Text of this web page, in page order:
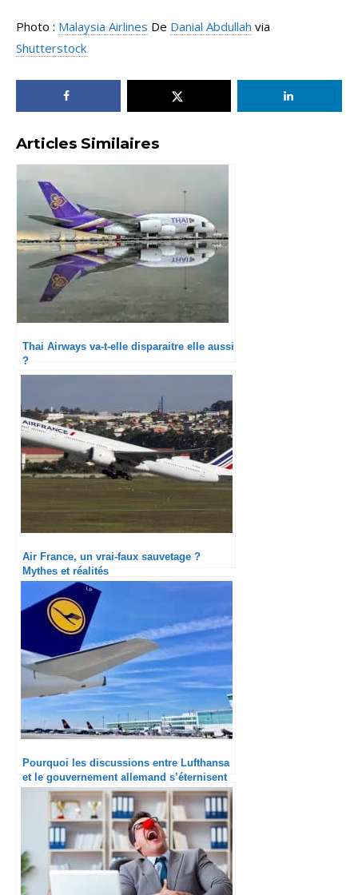
Photo : Malaysia Airlines De Danial Abdullah via
Shutterstock
Articles Similaires
Thai Airways va-t-elle disparaitre elle aussi
?
Air France, un vrai-faux sauvetage ?
Mythes et réalités
Pourquoi les discussions entre Lufthansa
et le gouvernement allemand s’éternisent